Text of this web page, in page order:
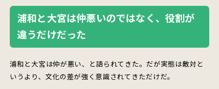
浦和と大宮は仲悪いのではなく、役割が
違うだけだった
浦和と大宮は仲が悪い、と語られてきた。だが実態は敵対と
いうより、文化の差が強く意識されてきただけだ。